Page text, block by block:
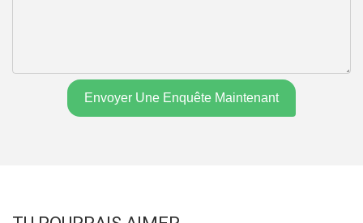
Envoyer Une Enquête Maintenant